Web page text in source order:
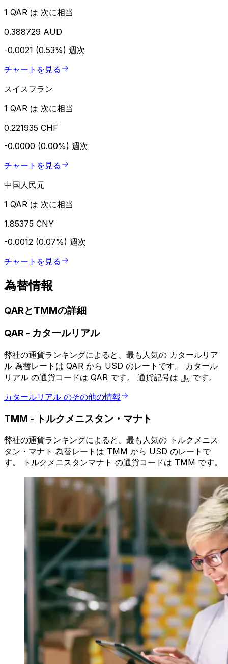
1 QAR は 次に相当
0.388729 AUD
-0.0021 (0.53%) 週次
チャートを見る
スイスフラン
1 QAR は 次に相当
0.221935 CHF
-0.0000 (0.00%) 週次
チャートを見る
中国人民元
1 QAR は 次に相当
1.85375 CNY
-0.0012 (0.07%) 週次
チャートを見る
為替情報
QARとTMMの詳細
QAR - カタールリアル
弊社の通貨ランキングによると、最も人気の カタールリア
ル 為替レートは QAR から USD のレートです。 カタール
リアル の通貨コードは QAR です。 通貨記号は ﷼ です。
カタールリアル のその他の情報
TMM - トルクメニスタン・マナト
弊社の通貨ランキングによると、最も人気の トルクメニス
タン・マナト 為替レートは TMM から USD のレートで
す。 トルクメニスタンマナト の通貨コードは TMM です。